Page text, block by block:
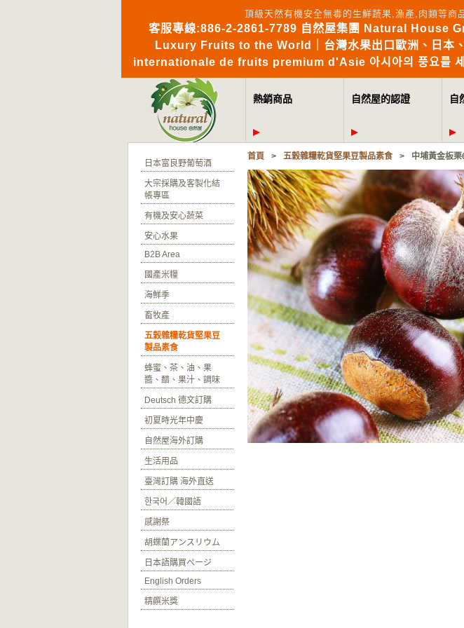
頂級天然有機安全無毒的生鮮蔬果,漁產,肉類等
客服專線:886-2-2861-7789 自然屋集團 Natural House
Luxury Fruits to the World｜台灣水果出口歐洲、日本
internationale de fruits premium d'Asie 아시아의 풍요를
熱銷商品 自然屋的認證 自
日本富良野葡萄酒
大宗採購及客製化結
帳專區
有機及安心蔬菜
安心水果
B2B Area
國產米糧
海鮮季
畜牧產
五穀雜糧乾貨堅果豆
製品素食
蜂蜜、茶、油、果
醬、醋、果汁、調味
Deutsch 德文訂購
初夏時光年中慶
自然屋海外訂購
生活用品
臺灣訂購 海外直送
한국어／韓國語
感謝祭
胡蝶蘭アンスリウム
日本語購買ページ
English Orders
精饌米獎
首頁 > 五穀雜糧乾貨堅果豆製品素食 > 中埔黃金板